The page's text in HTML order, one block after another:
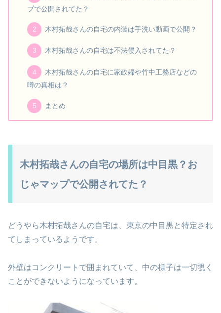
プで公開されてた？
木村拓哉さんの自宅の内装は手洗い動画で公開？
木村拓哉さんの自宅は不法侵入されてた？
木村拓哉さんの自宅に家政婦や竹中工務店などの
噂の真相は？
まとめ
木村拓哉さんの自宅の場所は中目黒？お
じゃマップで公開されてた？
どうやら木村拓哉さんの自宅は、東京の中目黒と特定され
てしまっているようです。
外壁はコンクリートで囲まれていて、中の様子は一切覗く
ことができないようになっています。